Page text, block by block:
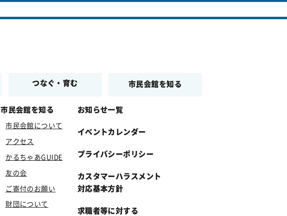
つなぐ・育む 市民会館を知る
お問い合わせ よくある質問
市民会館を知る
市民会館について
アクセス
かるちゃあGUIDE
友の会
ご寄付のお願い
財団について
お知らせ一覧
イベントカレンダー
プライバシーポリシー
カスタマーハラスメント
対応基本方針
求職者等に対する